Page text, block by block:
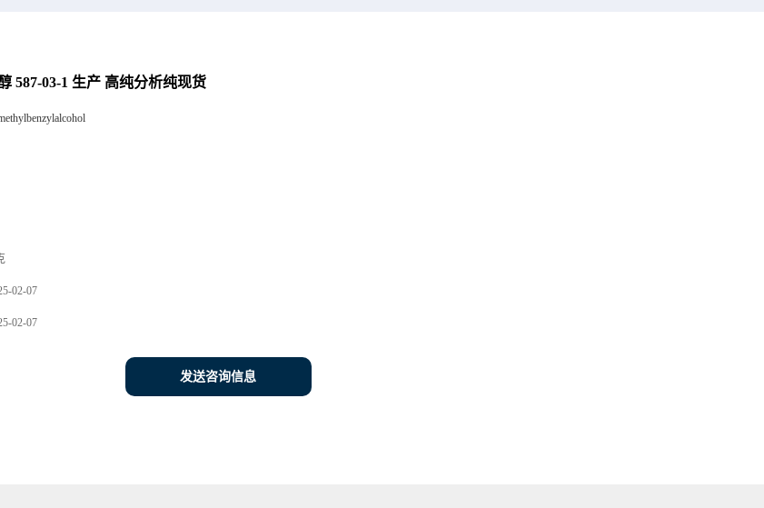
587-03-1 生产 高纯分析纯现货
02-07
02-07
发送咨询信息